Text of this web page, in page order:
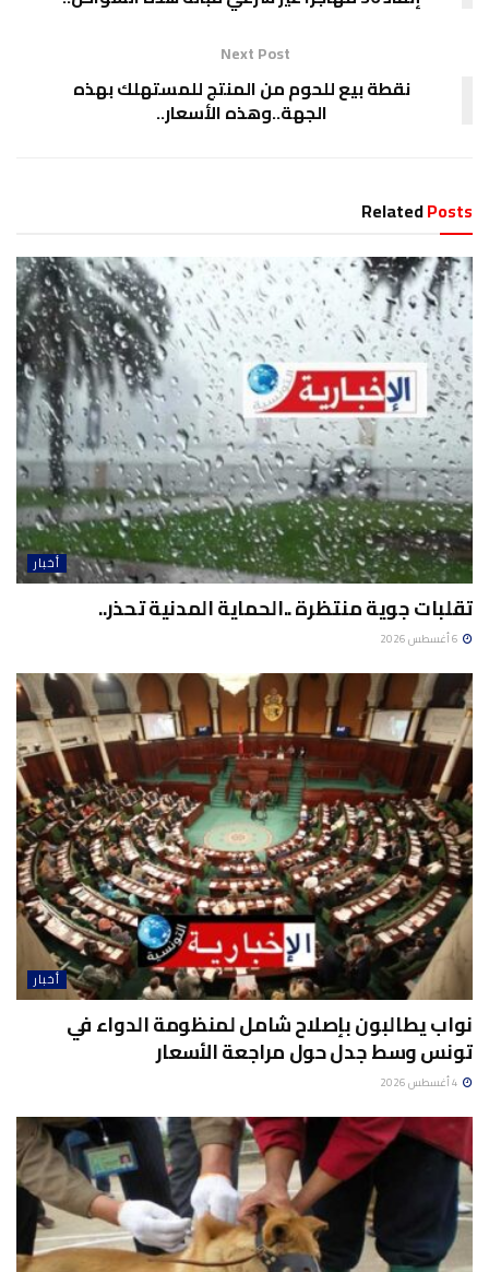
Next Post
نقطة بيع للحوم من المنتج للمستهلك بهذه
الجهة..وهذه الأسعار..
RelatedPosts
أخبار
تقلبات جوية منتظرة ..الحماية المدنية تحذر..
أخبار
نواب يطالبون بإصلاح شامل لمنظومة الدواء في
تونس وسط جدل حول مراجعة الأسعار